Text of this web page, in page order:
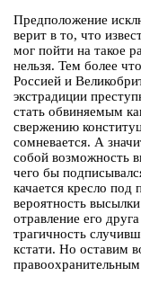
Предположение
верит в то, что
мог пойти на такое
нельзя. Тем более
Россией и
экстрадиции
стать обвиняемым
свержению
сомневается. А
собой возможность
чего бы
качается кресло
вероятность
отравление его
трагичность
кстати. Но оставим